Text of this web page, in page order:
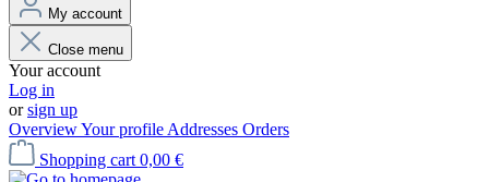
My account
Close menu
Your account
Log in
orsign up
OverviewYour profile Addresses Orders
Shopping cart 0,00 €